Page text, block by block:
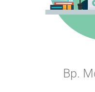
Bp.